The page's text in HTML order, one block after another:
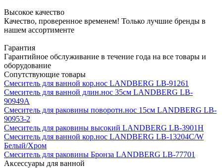
Высокое качество
Качество, проверенное временем! Только лучшие бренды в
нашем ассортименте
Гарантия
Гарантийное обслуживание в течение года на все товары и
оборудование
Сопутствующие товары
Смеситель для ванной кор.нос LANDBERG LB-91261
Смеситель для ванной длин.нос 35см LANDBERG LB-
90949А
Смеситель для раковины поворотн.нос 15см LANDBERG LB-
90953-2
Смеситель для раковины высокий LANDBERG LB-3901H
Смеситель для ванной кор.нос LANDBERG LB-13204C/W
Белый/Хром
Смеситель для раковины Бронза LANDBERG LB-77701
Аксессуары для ванной